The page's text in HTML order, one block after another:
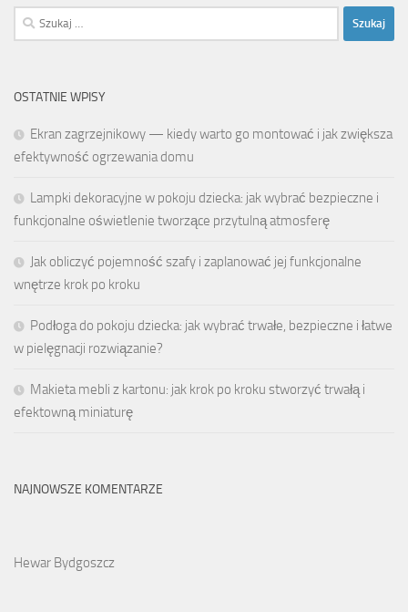
Szukaj:
OSTATNIE WPISY
Ekran zagrzejnikowy — kiedy warto go montować i jak zwiększa
efektywność ogrzewania domu
Lampki dekoracyjne w pokoju dziecka: jak wybrać bezpieczne i
funkcjonalne oświetlenie tworzące przytulną atmosferę
Jak obliczyć pojemność szafy i zaplanować jej funkcjonalne
wnętrze krok po kroku
Podłoga do pokoju dziecka: jak wybrać trwałe, bezpieczne i łatwe
w pielęgnacji rozwiązanie?
Makieta mebli z kartonu: jak krok po kroku stworzyć trwałą i
efektowną miniaturę
NAJNOWSZE KOMENTARZE
Hewar Bydgoszcz